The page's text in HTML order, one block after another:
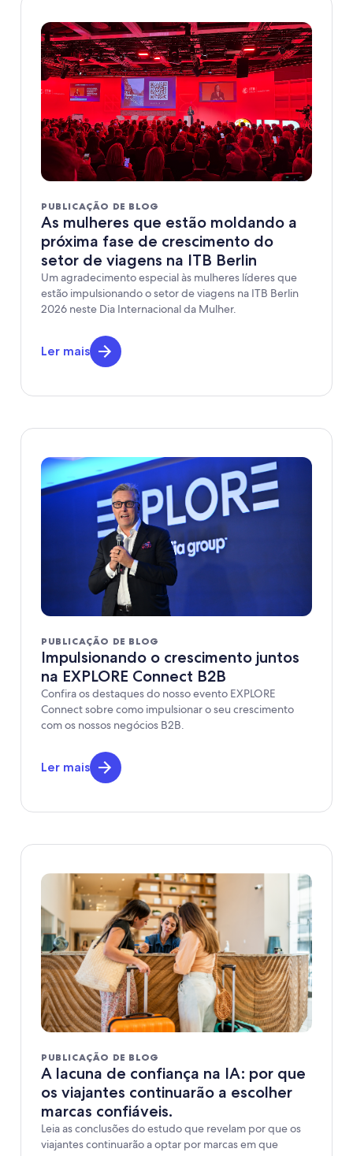
PUBLICAÇÃO DE BLOG
As mulheres que estão moldando a
próxima fase de crescimento do
setor de viagens na ITB Berlin
Um agradecimento especial às mulheres líderes que
estão impulsionando o setor de viagens na ITB Berlin
2026 neste Dia Internacional da Mulher.
Ler mais
PUBLICAÇÃO DE BLOG
Impulsionando o crescimento juntos
na EXPLORE Connect B2B
Confira os destaques do nosso evento EXPLORE
Connect sobre como impulsionar o seu crescimento
com os nossos negócios B2B.
Ler mais
PUBLICAÇÃO DE BLOG
A lacuna de confiança na IA: por que
os viajantes continuarão a escolher
marcas confiáveis.
Leia as conclusões do estudo que revelam por que os
viajantes continuarão a optar por marcas em que